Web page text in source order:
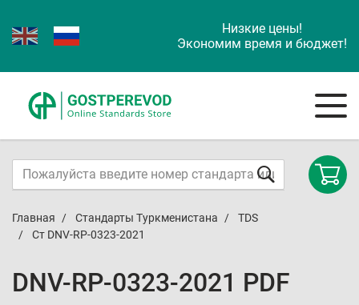
Низкие цены!
Экономим время и бюджет!
Главная Стандарты Туркменистана
TDS
Ст DNV-RP-0323-2021
DNV-RP-0323-2021 PDF